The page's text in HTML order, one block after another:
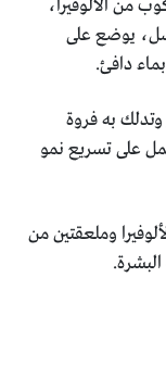
من الالوفيرا،
يوضع على
دافئ.
به فروة
على تسريع نمو
وملعقتين من